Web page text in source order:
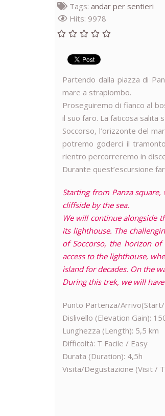
Tags: andar per sentieri
Hits: 9978
Partendo dalla piazza di
mare a strapiombo.
Proseguiremo di fianco al
il suo faro. La faticosa salita
Soccorso, l’orizzonte del
potremo goderci il tramonto
rientro percorreremo in
Durante quest’escursione
Starting from Panza
cliffside by the sea.
We will continue alongside
its lighthouse. The
of Soccorso, the horizon
access to the lighthouse,
island for decades. On the
During this trek, we will
Punto Partenza/
Dislivello (Elevation Gain):
Lunghezza (Length): 5,5 km
Difficoltà: T Facile / Easy
Durata (Duration): 4,5h
Visita/Degustazione (Visit /